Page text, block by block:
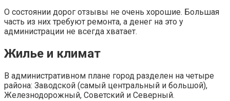
О состоянии дорог отзывы не очень хорошие. Большая
часть из них требуют ремонта, а денег на это у
администрации не всегда хватает.
Жилье и климат
В административном плане город разделен на четыре
района: Заводской (самый центральный и большой),
Железнодорожный, Советский и Северный.